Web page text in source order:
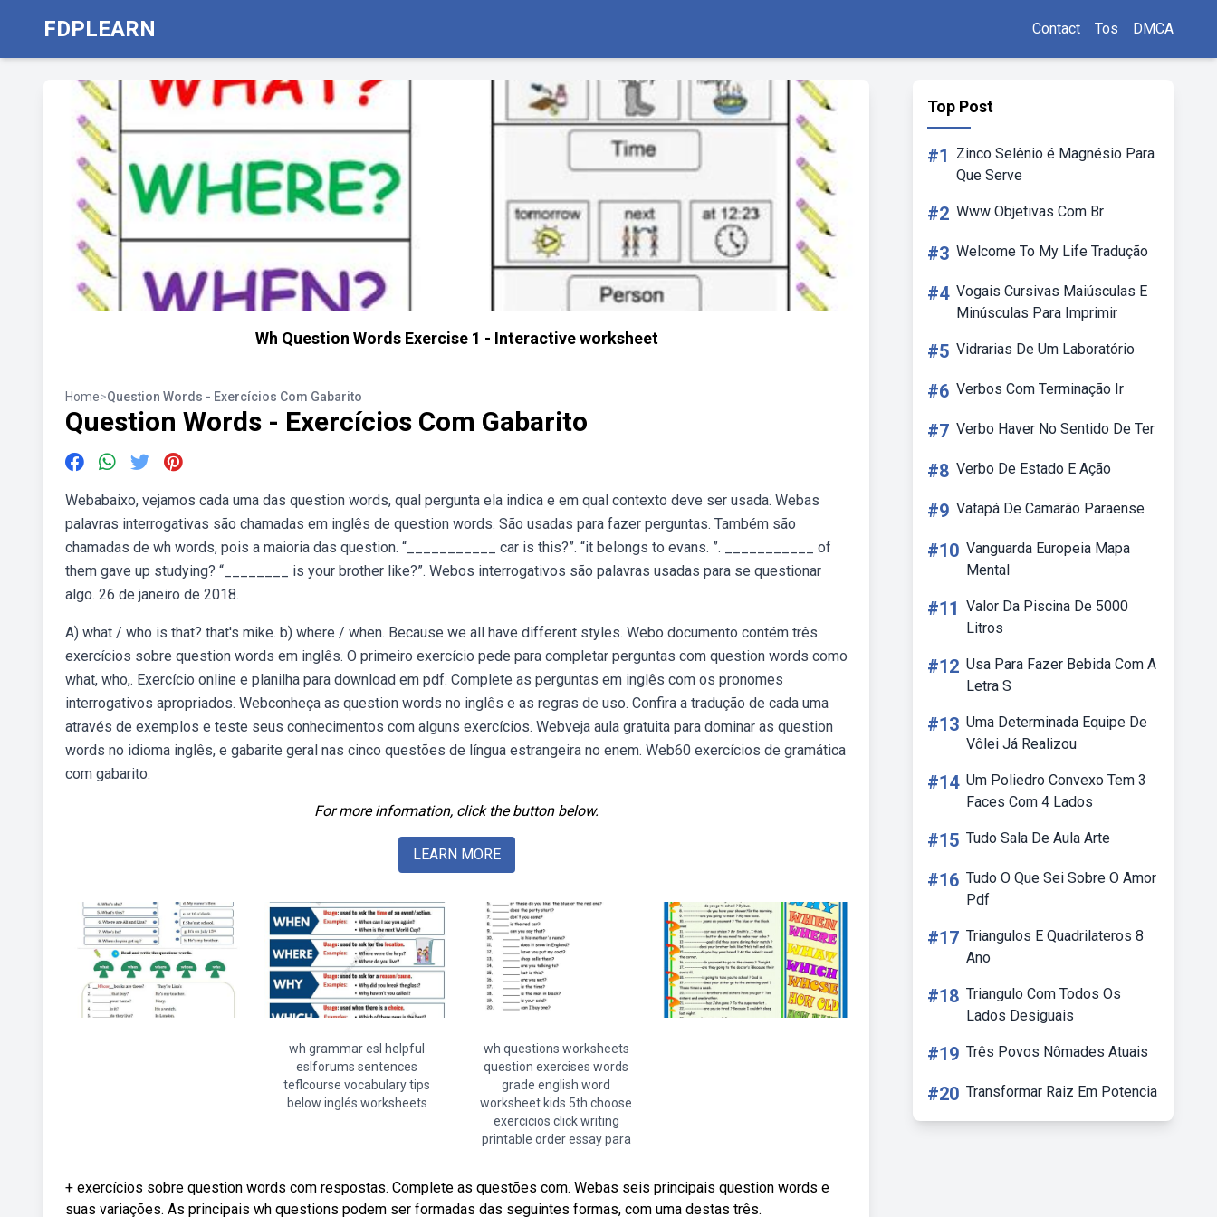
FDPLEARN Contact Tos DMCA
Wh Question Words Exercise 1 - Interactive worksheet
Home>Question Words - Exercícios Com Gabarito
Question Words - Exercícios Com Gabarito
Webabaixo, vejamos cada uma das question words, qual pergunta ela indica e em qual contexto deve ser usada. Webas
palavras interrogativas são chamadas em inglês de question words. São usadas para fazer perguntas. Também são
chamadas de wh words, pois a maioria das question. “___________ car is this?”. “it belongs to evans. ”. ___________ of
them gave up studying? “________ is your brother like?”. Webos interrogativos são palavras usadas para se questionar
algo. 26 de janeiro de 2018.
A) what / who is that? that's mike. b) where / when. Because we all have different styles. Webo documento contém três
exercícios sobre question words em inglês. O primeiro exercício pede para completar perguntas com question words como
what, who,. Exercício online e planilha para download em pdf. Complete as perguntas em inglês com os pronomes
interrogativos apropriados. Webconheça as question words no inglês e as regras de uso. Confira a tradução de cada uma
através de exemplos e teste seus conhecimentos com alguns exercícios. Webveja aula gratuita para dominar as question
words no idioma inglês, e gabarite geral nas cinco questões de língua estrangeira no enem. Web60 exercícios de gramática
com gabarito.
For more information, click the button below.
LEARN MORE
wh grammar esl helpful
eslforums sentences
teflcourse vocabulary tips
below inglés worksheets
wh questions worksheets
question exercises words
grade english word
worksheet kids 5th choose
exercicios click writing
printable order essay para
+ exercícios sobre question words com respostas. Complete as questões com. Webas seis principais question words e
suas variações. As principais wh questions podem ser formadas das seguintes formas, com uma destas três.
Top Post
#1
Zinco Selênio é Magnésio Para
Que Serve
#2 Www Objetivas Com Br
#3 Welcome To My Life Tradução
#4 Vogais Cursivas Maiúsculas E
Minúsculas Para Imprimir
#5 Vidrarias De Um Laboratório
#6 Verbos Com Terminação Ir
#7 Verbo Haver No Sentido De Ter
#8 Verbo De Estado E Ação
#9 Vatapá De Camarão Paraense
#10 Vanguarda Europeia Mapa
Mental
#11 Valor Da Piscina De 5000
Litros
#12 Usa Para Fazer Bebida Com A
Letra S
#13 Uma Determinada Equipe De
Vôlei Já Realizou
#14 Um Poliedro Convexo Tem 3
Faces Com 4 Lados
#15 Tudo Sala De Aula Arte
#16 Tudo O Que Sei Sobre O Amor
Pdf
#17 Triangulos E Quadrilateros 8
Ano
#18 Triangulo Com Todos Os
Lados Desiguais
#19 Três Povos Nômades Atuais
#20 Transformar Raiz Em Potencia